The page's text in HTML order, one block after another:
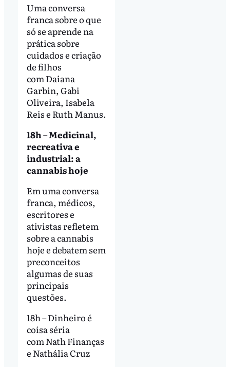
Uma conversa
franca sobre o que
só se aprende na
prática sobre
cuidados e criação
de filhos
com Daiana
Garbin, Gabi
Oliveira, Isabela
Reis e Ruth Manus.
18h – Medicinal,
recreativa e
industrial: a
cannabis hoje
Em uma conversa
franca, médicos,
escritores e
ativistas refletem
sobre a cannabis
hoje e debatem sem
preconceitos
algumas de suas
principais
questões.
18h – Dinheiro é
coisa séria
com Nath Finanças
e Nathália Cruz